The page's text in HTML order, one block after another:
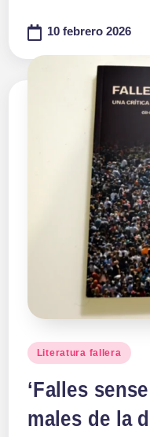
10 febrero 2026
Publicado
Literatura fallera
‘Falles
males de la